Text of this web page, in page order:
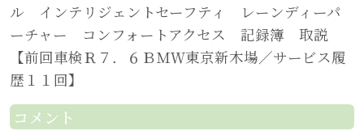
ル インテリジェントセーフティ レーンディーパ
ーチャー コンフォートアクセス 記録簿 取説
【前回車検Ｒ７．６ＢＭＷ東京新木場／サービス履
歴１１回】
コメント